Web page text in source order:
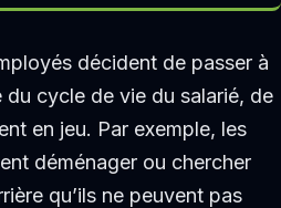
décident de passer à
cycle de vie du salarié, de
en jeu. Par exemple, les
déménager ou chercher
qu’ils ne peuvent pas